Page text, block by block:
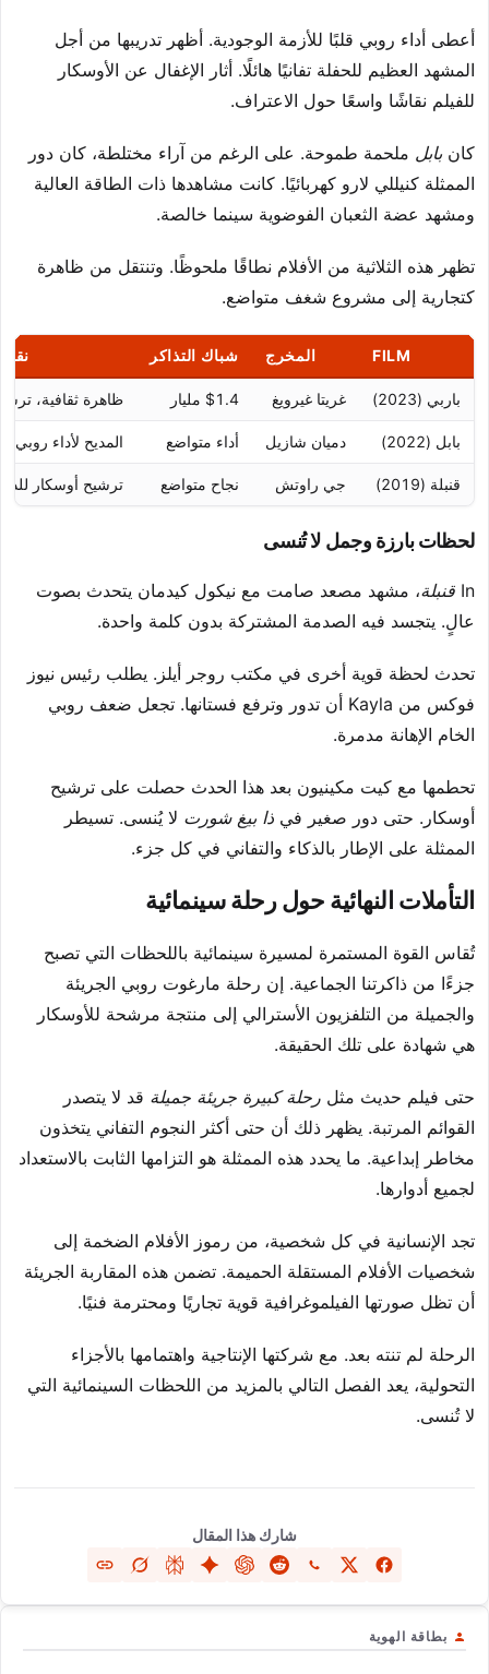
أعطى أداء روبي قلبًا للأزمة الوجودية. أظهر تدريبها من أجل
المشهد العظيم للحفلة تفانيًا هائلًا. أثار الإغفال عن الأوسكار
للفيلم نقاشًا واسعًا حول الاعتراف.
كان بابل ملحمة طموحة. على الرغم من آراء مختلطة، كان دور
الممثلة كنيللي لارو كهربائيًا. كانت مشاهدها ذات الطاقة العالية
ومشهد عضة الثعبان الفوضوية سينما خالصة.
تظهر هذه الثلاثية من الأفلام نطاقًا ملحوظًا. وتنتقل من ظاهرة
كتجارية إلى مشروع شغف متواضع.
FILM المخرج شباك التذاكر
باربي (2023) غريتا غيرويغ $1.4 مليار ظاهرة ثقافية،
بابل (2022) دميان شازيل أداء متواضع المديح لأداء روبي
قنبلة (2019) جي راوتش نجاح متواضع ترشيح أوسكار
لحظات بارزة وجمل لا تُنسى
In قنبلة، مشهد مصعد صامت مع نيكول كيدمان يتحدث بصوت
عالٍ. يتجسد فيه الصدمة المشتركة بدون كلمة واحدة.
تحدث لحظة قوية أخرى في مكتب روجر أيلز. يطلب رئيس نيوز
فوكس من Kayla أن تدور وترفع فستانها. تجعل ضعف روبي
الخام الإهانة مدمرة.
تحطمها مع كيت مكينيون بعد هذا الحدث حصلت على ترشيح
أوسكار. حتى دور صغير في ذا بيغ شورت لا يُنسى. تسيطر
الممثلة على الإطار بالذكاء والتفاني في كل جزء.
التأملات النهائية حول رحلة سينمائية
تُقاس القوة المستمرة لمسيرة سينمائية باللحظات التي تصبح
جزءًا من ذاكرتنا الجماعية. إن رحلة مارغوت روبي الجريئة
والجميلة من التلفزيون الأسترالي إلى منتجة مرشحة للأوسكار
هي شهادة على تلك الحقيقة.
حتى فيلم حديث مثل رحلة كبيرة جريئة جميلة قد لا يتصدر
القوائم المرتبة. يظهر ذلك أن حتى أكثر النجوم التفاني يتخذون
مخاطر إبداعية. ما يحدد هذه الممثلة هو التزامها الثابت بالاستعداد
لجميع أدوارها.
تجد الإنسانية في كل شخصية، من رموز الأفلام الضخمة إلى
شخصيات الأفلام المستقلة الحميمة. تضمن هذه المقاربة الجريئة
أن تظل صورتها الفيلموغرافية قوية تجاريًا ومحترمة فنيًا.
الرحلة لم تنته بعد. مع شركتها الإنتاجية واهتمامها بالأجزاء
التحولية، يعد الفصل التالي بالمزيد من اللحظات السينمائية التي
لا تُنسى.
شارك هذا المقال
بطاقة الهوية